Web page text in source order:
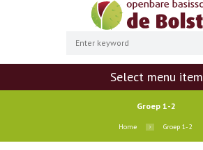
Select menu item
Groep 1-2
Home Groep 1-2